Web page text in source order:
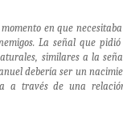
en que
La señal que
similares a la
debería ser un
a través de una